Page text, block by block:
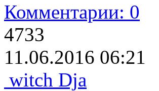
Комментарии: 0
4733
11.06.2016 06:21
witch Dja